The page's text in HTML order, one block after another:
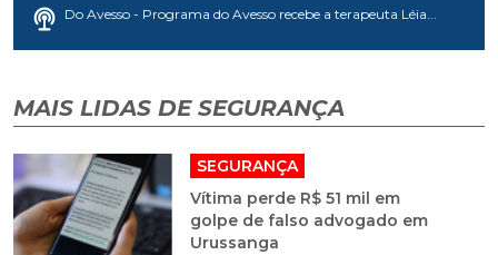
Do Avesso - Programa do Avesso recebe a terapeuta Léia...
MAIS LIDAS DE SEGURANÇA
SEGURANÇA
Vítima perde R$ 51 mil em
golpe de falso advogado em
Urussanga